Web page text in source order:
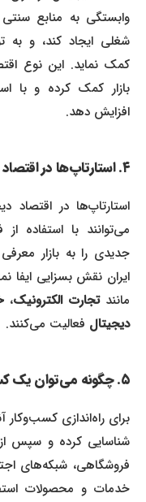
وابستگی به منابع
شغلی ایجاد کند، و به
کمک نماید. این نوع
بازار کمک کرده و با
افزایش دهد.
استارتاپ‌ها در اقتصاد
می‌توانند با استفاده
جدیدی را به بازار معرفی
ایران نقش بسزایی ایفا
مانندتجارت الکترونیک،
دیجیتالفعالیت می‌کنند.
برای راه‌اندازی کسب‌وکار
شناسایی کرده و سپس از
فروشگاهی، شبکه‌های
خدمات و محصولات